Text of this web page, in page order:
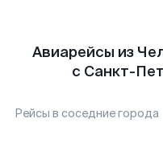
Авиарейсы из
с Санкт-
Рейсы в соседние города